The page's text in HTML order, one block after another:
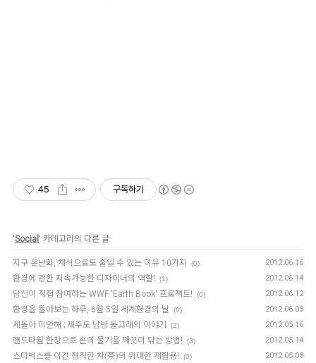
45 구독하기
'Social ' 카테고리의 다른 글
지구 온난화, 채식으로도 줄일 수 있는 이유 10가지 (0) 2012.06.16
환경에 관한 지속가능한 디자이너의 역할! (1) 2012.06.14
당신이 직접 참여하는 WWF 'Earth Book' 프로젝트! (0) 2012.06.12
환경을 돌아보는 하루, 6월 5일 세계환경의 날 (0) 2012.06.05
제돌아 미안해 ; 제주도 남방 돌고래의 이야기 (2) 2012.05.16
핸드타월 한장으로 손의 물기를 깨끗이 닦는 방법! (3) 2012.05.14
스타벅스를 이긴 정직한 차(茶)의 위대한 재활용! (0) 2012.05.08